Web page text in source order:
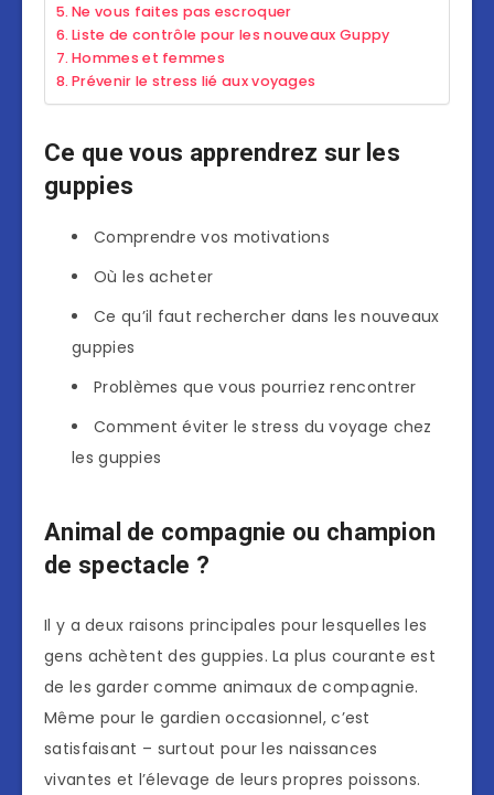
Ne vous faites pas escroquer
Liste de contrôle pour les nouveaux Guppy
Hommes et femmes
Prévenir le stress lié aux voyages
Ce que vous apprendrez sur les
guppies
Comprendre vos motivations
Où les acheter
Ce qu’il faut rechercher dans les nouveaux
guppies
Problèmes que vous pourriez rencontrer
Comment éviter le stress du voyage chez
les guppies
Animal de compagnie ou champion
de spectacle ?
Il y a deux raisons principales pour lesquelles les
gens achètent des guppies. La plus courante est
de les garder comme animaux de compagnie.
Même pour le gardien occasionnel, c’est
satisfaisant – surtout pour les naissances
vivantes et l’élevage de leurs propres poissons.